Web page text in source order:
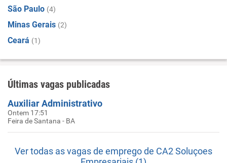
São Paulo (4)
Minas Gerais (2)
Ceará (1)
Últimas vagas publicadas
Auxiliar Administrativo
Ontem 17:51
Feira de Santana - BA
Ver todas as vagas de emprego de CA2 Soluçoes